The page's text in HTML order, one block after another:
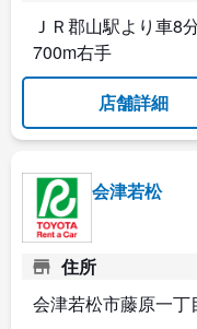
ＪＲ郡山駅より車8
700m右手
店舗詳細
会津若松
住所
会津若松市藤原一丁